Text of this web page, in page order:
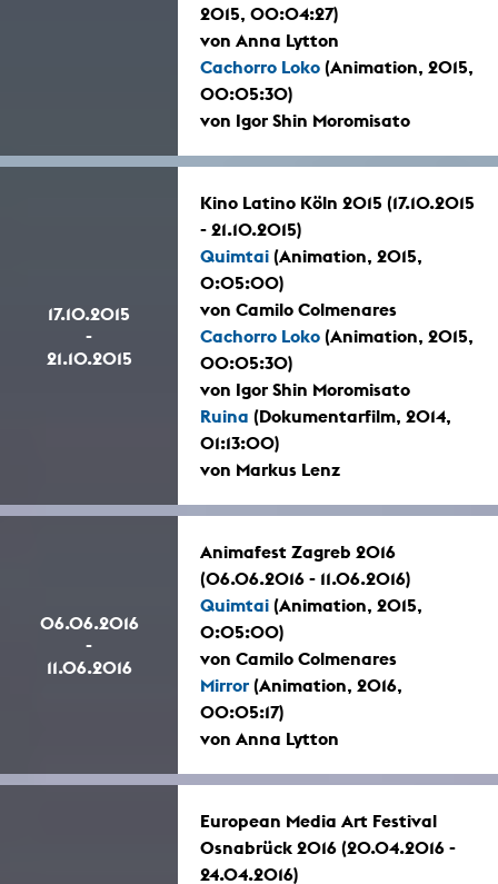
2015, 00:04:27)
von Anna Lytton
Cachorro Loko (Animation, 2015,
00:05:30)
von Igor Shin Moromisato
17.10.2015
-
21.10.2015
Kino Latino Köln 2015 (17.10.2015
- 21.10.2015)
Quimtai (Animation, 2015,
0:05:00)
von Camilo Colmenares
Cachorro Loko (Animation, 2015,
00:05:30)
von Igor Shin Moromisato
Ruina (Dokumentarfilm, 2014,
01:13:00)
von Markus Lenz
06.06.2016
-
11.06.2016
Animafest Zagreb 2016
(06.06.2016 - 11.06.2016)
Quimtai (Animation, 2015,
0:05:00)
von Camilo Colmenares
Mirror (Animation, 2016,
00:05:17)
von Anna Lytton
European Media Art Festival
Osnabrück 2016 (20.04.2016 -
24.04.2016)